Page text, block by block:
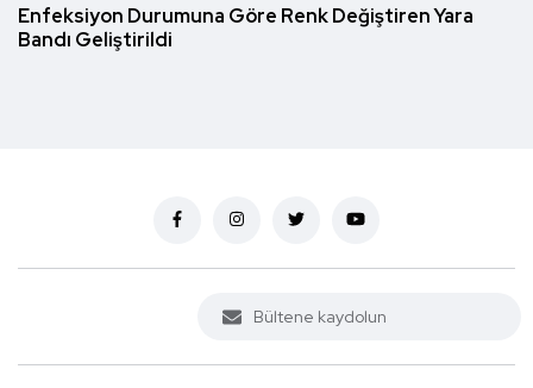
Enfeksiyon Durumuna Göre Renk Değiştiren Yara
Bandı Geliştirildi